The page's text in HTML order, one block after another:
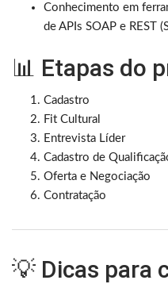
Conhecimento em
de APIs SOAP e REST
📊 Etapas do
Cadastro
Fit Cultural
Entrevista Líder
Cadastro de
Oferta e Negociação
Contratação
💡 Dicas para